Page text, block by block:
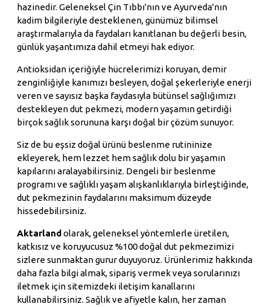
hazinedir. Geleneksel Çin Tıbbı'nın ve Ayurveda'nın
kadim bilgileriyle desteklenen, günümüz bilimsel
araştırmalarıyla da faydaları kanıtlanan bu değerli besin,
günlük yaşantımıza dahil etmeyi hak ediyor.
Antioksidan içeriğiyle hücrelerimizi koruyan, demir
zenginliğiyle kanımızı besleyen, doğal şekerleriyle enerji
veren ve sayısız başka faydasıyla bütünsel sağlığımızı
destekleyen dut pekmezi, modern yaşamın getirdiği
birçok sağlık sorununa karşı doğal bir çözüm sunuyor.
Siz de bu eşsiz doğal ürünü beslenme rutininize
ekleyerek, hem lezzet hem sağlık dolu bir yaşamın
kapılarını aralayabilirsiniz. Dengeli bir beslenme
programı ve sağlıklı yaşam alışkanlıklarıyla birleştiğinde,
dut pekmezinin faydalarını maksimum düzeyde
hissedebilirsiniz.
Aktarlandolarak, geleneksel yöntemlerle üretilen,
katkısız ve koruyucusuz %100 doğal dut pekmezimizi
sizlere sunmaktan gurur duyuyoruz. Ürünlerimiz hakkında
daha fazla bilgi almak, sipariş vermek veya sorularınızı
iletmek için sitemizdeki iletişim kanallarını
kullanabilirsiniz. Sağlık ve afiyetle kalın, her zaman